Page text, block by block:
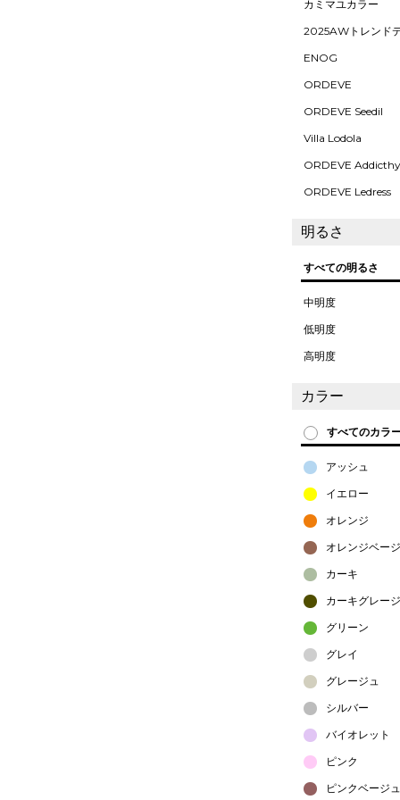
カミマユカラー
2025AWトレンド
ENOG
ORDEVE
ORDEVE Seedil
Villa Lodola
ORDEVE Addicthy
ORDEVE Ledress
明るさ
すべての明るさ
中明度
低明度
高明度
カラー
すべてのカラ
アッシュ
イエロー
オレンジ
オレンジベー
カーキ
カーキグレー
グリーン
グレイ
グレージュ
シルバー
バイオレット
ピンク
ピンクベージュ